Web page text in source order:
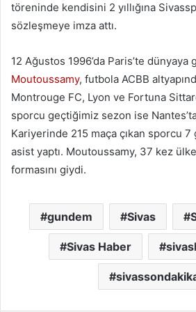
töreninde kendisini 2 yıllığına
sözleşmeye imza attı.
12 Ağustos 1996’da Paris’te dünyaya
Moutoussamy, futbola ACBB
Montrouge FC, Lyon ve Fortuna
sporcu geçtiğimiz sezon ise
Kariyerinde 215 maça çıkan sporcu
asist yaptı. Moutoussamy, 37 kez
formasını giydi.
gundem Sivas
Sivas Haber